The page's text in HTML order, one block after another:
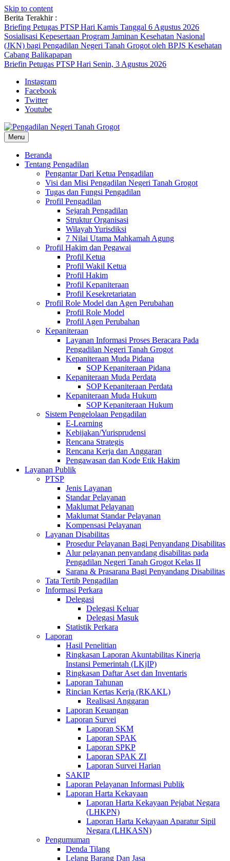
Skip to content
Berita Terakhir :
Briefing Petugas PTSP Hari Kamis Tanggal 6 Agustus 2026
Sosialisasi Kepesertaan Program Jaminan Kesehatan Nasional
(JKN) bagi Pengadilan Negeri Tanah Grogot oleh BPJS Kesehatan
Cabang Balikapapan
Briefin Petugas PTSP Hari Senin, 3 Agustus 2026
Instagram
Facebook
Twitter
Youtube
Menu
Beranda
Tentang Pengadilan
Pengantar Dari Ketua Pengadilan
Visi dan Misi Pengadilan Negeri Tanah Grogot
Tugas dan Fungsi Pengadilan
Profil Pengadilan
Sejarah Pengadilan
Struktur Organisasi
Wilayah Yurisdiksi
7 Nilai Utama Mahkamah Agung
Profil Hakim dan Pegawai
Profil Ketua
Profil Wakil Ketua
Profil Hakim
Profil Kepaniteraan
Profil Kesekretariatan
Profil Role Model dan Agen Perubahan
Profil Role Model
Profil Agen Perubahan
Kepaniteraan
Layanan Informasi Proses Beracara Pada
Pengadilan Negeri Tanah Grogot
Kepaniteraan Muda Pidana
SOP Kepaniteraan Pidana
Kepaniteraan Muda Perdata
SOP Kepaniteraan Perdata
Kepaniteraan Muda Hukum
SOP Kepaniteraan Hukum
Sistem Pengelolaan Pengadilan
E-Learning
Kebijakan/Yurisprudensi
Rencana Strategis
Rencana Kerja dan Anggaran
Pengawasan dan Kode Etik Hakim
Layanan Publik
PTSP
Jenis Layanan
Standar Pelayanan
Maklumat Pelayanan
Maklumat Standar Pelayanan
Kompensasi Pelayanan
Layanan Disabilitas
Prosedur Pelayanan Bagi Penyandang Disabilitas
Alur pelayanan penyandang disabilitas pada
Pengadilan Negeri Tanah Grogot Kelas II
Sarana & Prasarana Bagi Penyandang Disabilitas
Tata Tertib Pengadilan
Informasi Perkara
Delegasi
Delegasi Keluar
Delegasi Masuk
Statistik Perkara
Laporan
Hasil Penelitian
Ringkasan Laporan Akuntabilitas Kinerja
Instansi Pemerintah (LKjIP)
Ringkasan Daftar Aset dan Inventaris
Laporan Tahunan
Rincian Kertas Kerja (RKAKL)
Realisasi Anggaran
Laporan Keuangan
Laporan Survei
Laporan SKM
Laporan SPAK
Laporan SPKP
Laporan SPAK ZI
Laporan Survei Harian
SAKIP
Laporan Pelayanan Informasi Publik
Laporan Harta Kekayaan
Laporan Harta Kekayaan Pejabat Negara
(LHKPN)
Laporan Harta Kekayaan Aparatur Sipil
Negara (LHKASN)
Pengumuman
Denda Tilang
Lelang Barang Dan Jasa